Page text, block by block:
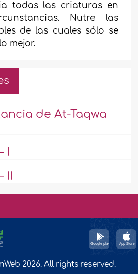
todas las criaturas en
Nutre las
de las cuales sólo se
mejor.
de At-Taqwa
I
II
2026. All rights reserved.